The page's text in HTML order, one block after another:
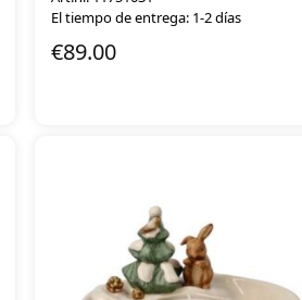
El tiempo de entrega: 1-2 días
€89.00